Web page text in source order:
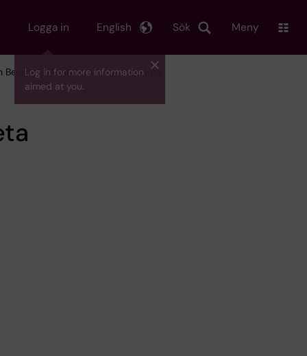
Logga in
Log in for more information
aimed at you.
Sök
English Meny
Analysera forskningsdata